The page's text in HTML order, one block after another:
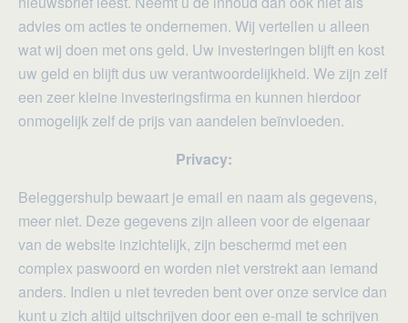
advies om acties te ondernemen. Wij vertellen u alleen
wat wij doen met ons geld. Uw investeringen blijft en kost
uw geld en blijft dus uw verantwoordelijkheid. We zijn zelf
een zeer kleine investeringsfirma en kunnen hierdoor
onmogelijk zelf de prijs van aandelen beïnvloeden.
Privacy:
Beleggershulp bewaart je email en naam als gegevens,
meer niet. Deze gegevens zijn alleen voor de eigenaar
van de website inzichtelijk, zijn beschermd met een
complex paswoord en worden niet verstrekt aan iemand
anders. Indien u niet tevreden bent over onze service dan
kunt u zich altijd uitschrijven door een e-mail te schrijven